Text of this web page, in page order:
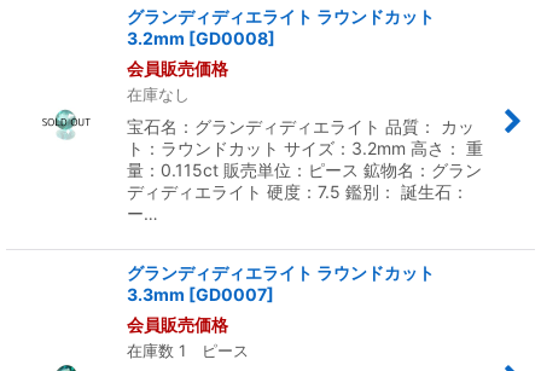
グランディディエライト ラウンドカット
3.2mm [GD0008]
会員販売価格
在庫なし
宝石名：グランディディエライト 品質： カッ
ト：ラウンドカット サイズ：3.2mm 高さ： 重
量：0.115ct 販売単位：ピース 鉱物名：グラン
ディディエライト 硬度：7.5 鑑別： 誕生石：
ー…
グランディディエライト ラウンドカット
3.3mm [GD0007]
会員販売価格
在庫数 1 ピース